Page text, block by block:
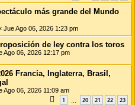
más grande del Mundo
Jue Ago 06, 2026 1:23 pm
de ley contra los toros
Ago 06, 2026 12:17 pm
Francia, Inglaterra, Brasil,
Ago 06, 2026 11:09 am
1 20 21 22 23